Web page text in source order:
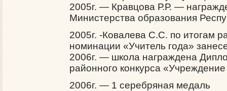
2005г. — Кравцова Р.Р. —
Министерства образования
2005г. -Ковалева С.С. по итогам
номинации «Учитель года»
2006г. — школа награждена
районного конкурса
2006г. — 1 серебряная медаль